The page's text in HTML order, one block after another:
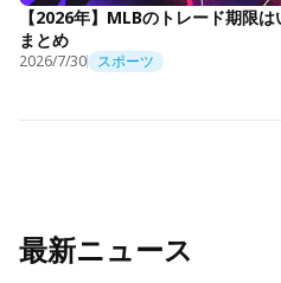
【2026年】MLBのトレード期限
まとめ
2026/7/30 スポーツ
最新ニュース